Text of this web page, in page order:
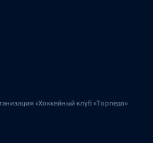
«Хоккейный клуб «Торпедо»